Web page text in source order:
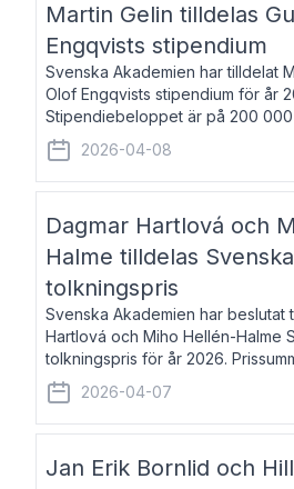
Martin Gelin tilldelas
Engqvists stipendium
Svenska Akademien har tilldelat
Olof Engqvists stipendium för år
Stipendiebeloppet är på 200 000
född 1978, är journalist och
numera i Paris men var under
2026-04-08
Dagmar Hartlová och
Halme tilldelas
tolkningspris
Svenska Akademien har beslutat
Hartlová och Miho Hellén-Halme
tolkningspris för år 2026.
kronor var. Dagmar Hartlová, född
huvudsakligen från svenska till
2026-04-07
Jan Erik Bornlid och